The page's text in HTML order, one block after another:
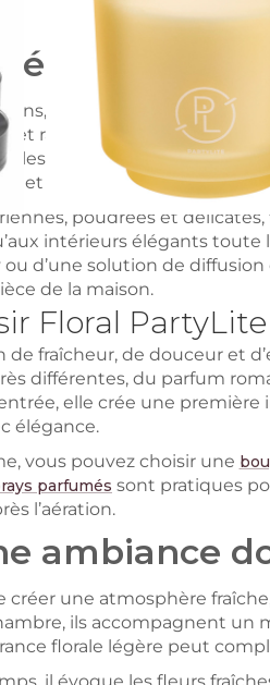
et
les bouquets frais et
raffiné, capable
les parfums floraux
et agréable au quotidien.
poudrées et
intérieurs élégants
d’une solution de diffusion
de la maison.
Floral PartyLite
fraîcheur, de douceur et
différentes, du parfum
elle crée une première
élégance.
vous pouvez choisir une
parfumés sont pratiques
l’aération.
ambiance
une atmosphère
ils accompagnent un
florale légère peut